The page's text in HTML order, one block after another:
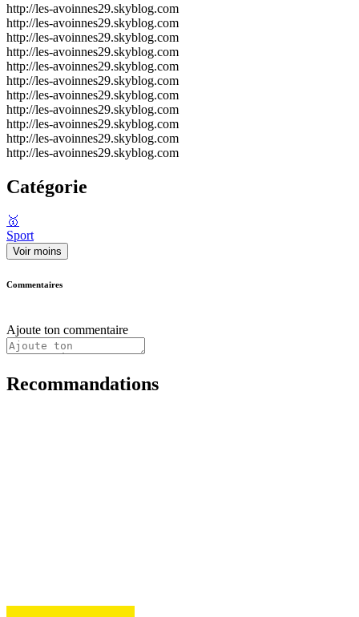
http://les-avoinnes29.skyblog.com
http://les-avoinnes29.skyblog.com
http://les-avoinnes29.skyblog.com
http://les-avoinnes29.skyblog.com
http://les-avoinnes29.skyblog.com
http://les-avoinnes29.skyblog.com
http://les-avoinnes29.skyblog.com
http://les-avoinnes29.skyblog.com
http://les-avoinnes29.skyblog.com
http://les-avoinnes29.skyblog.com
http://les-avoinnes29.skyblog.com
Catégorie
🥇
Sport
Voir moins
Commentaires
Ajoute ton commentaire
Recommandations